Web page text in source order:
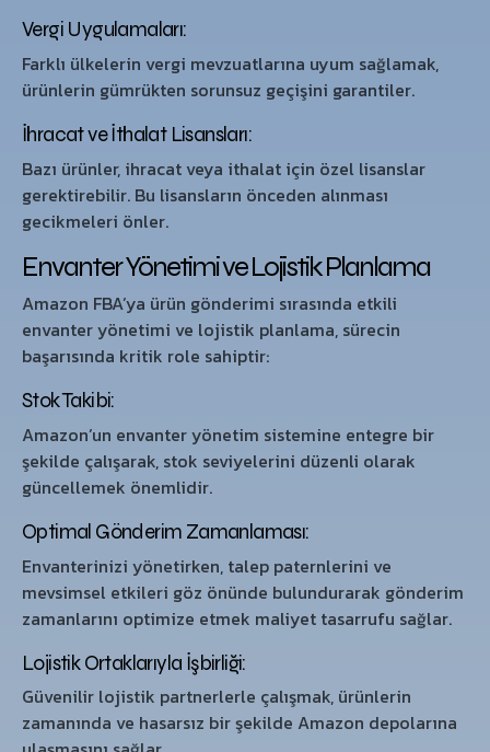
Vergi Uygulamaları:
Farklı ülkelerin vergi mevzuatlarına uyum sağlamak,
ürünlerin gümrükten sorunsuz geçişini garantiler.
İhracat ve İthalat Lisansları:
Bazı ürünler, ihracat veya ithalat için özel lisanslar
gerektirebilir. Bu lisansların önceden alınması
gecikmeleri önler.
Envanter Yönetimi ve Lojistik Planlama
Amazon FBA’ya ürün gönderimi sırasında etkili
envanter yönetimi ve lojistik planlama, sürecin
başarısında kritik role sahiptir:
Stok Takibi:
Amazon’un envanter yönetim sistemine entegre bir
şekilde çalışarak, stok seviyelerini düzenli olarak
güncellemek önemlidir.
Optimal Gönderim Zamanlaması:
Envanterinizi yönetirken, talep paternlerini ve
mevsimsel etkileri göz önünde bulundurarak gönderim
zamanlarını optimize etmek maliyet tasarrufu sağlar.
Lojistik Ortaklarıyla İşbirliği:
Güvenilir lojistik partnerlerle çalışmak, ürünlerin
zamanında ve hasarsız bir şekilde Amazon depolarına